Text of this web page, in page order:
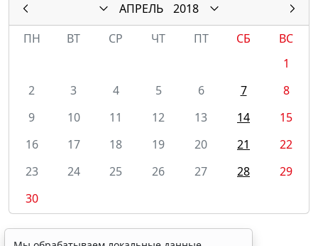
АПРЕЛЬ
2018
ПН
ВТ СР ЧТ ПТ СБ
ВС
1
2
3 4 5 6 7
8
9
10 11 12 13 14
15
16
17 18 19 20 21
22
23
24 25 26 27 28
29
30